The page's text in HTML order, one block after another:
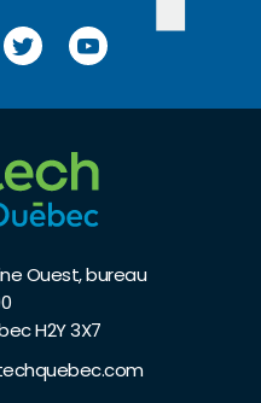
Ouest, bureau
H2Y 3X7
TwitterYouTube